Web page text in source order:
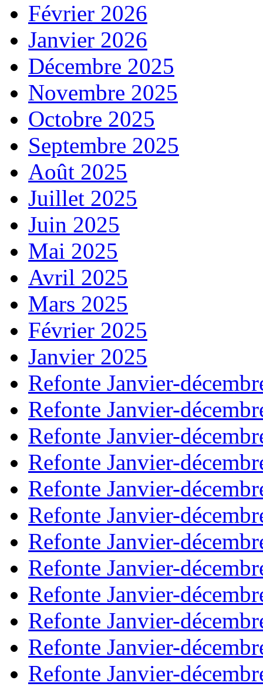
Février 2026
Janvier 2026
Décembre 2025
Novembre 2025
Octobre 2025
Septembre 2025
Août 2025
Juillet 2025
Juin 2025
Mai 2025
Avril 2025
Mars 2025
Février 2025
Janvier 2025
Refonte Janvier-
Refonte Janvier-
Refonte Janvier-
Refonte Janvier-
Refonte Janvier-
Refonte Janvier-
Refonte Janvier-
Refonte Janvier-
Refonte Janvier-
Refonte Janvier-
Refonte Janvier-
Refonte Janvier-